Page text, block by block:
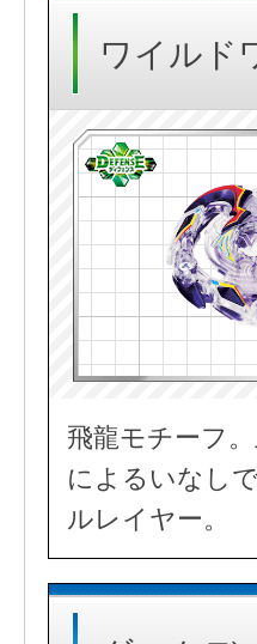
ワイルド
飛龍モチーフ
によるいなし
ルレイヤー。